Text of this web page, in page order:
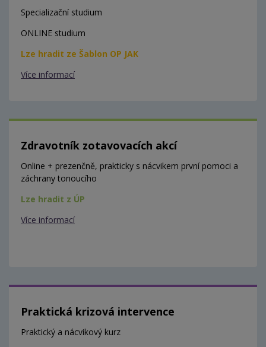
Specializační studium
ONLINE studium
Lze hradit ze Šablon OP JAK
Více informací
Zdravotník zotavovacích akcí
Online + prezenčně, prakticky s nácvikem první pomoci a
záchrany tonoucího
Lze hradit z ÚP
Více informací
Praktická krizová intervence
Praktický a nácvikový kurz